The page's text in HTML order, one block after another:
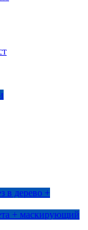
в дерево +
+ маскирующий